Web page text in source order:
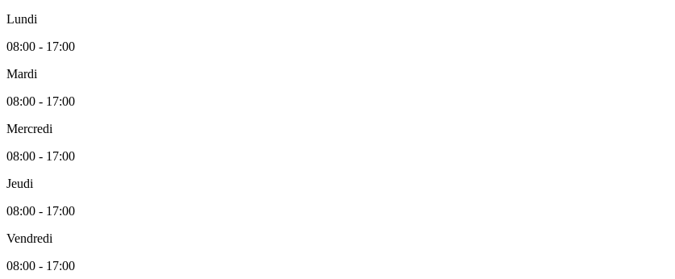
Lundi
08:00 - 17:00
Mardi
08:00 - 17:00
Mercredi
08:00 - 17:00
Jeudi
08:00 - 17:00
Vendredi
08:00 - 17:00